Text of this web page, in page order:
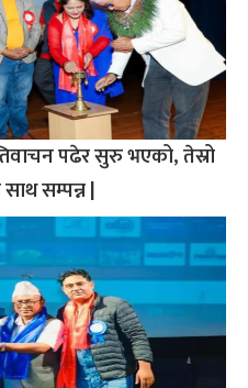
पढेर सुरु भएको, तेस्रो
सम्पन्न |